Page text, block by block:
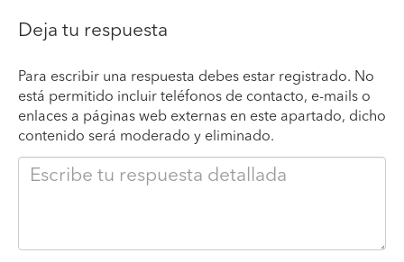
Deja tu respuesta
Para escribir una respuesta debes estar registrado. No
está permitido incluir teléfonos de contacto, e-mails o
enlaces a páginas web externas en este apartado, dicho
contenido será moderado y eliminado.